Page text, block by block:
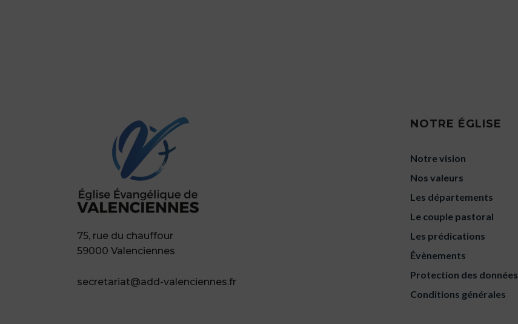
75, rue du chauffour
59000 Valenciennes
secretariat@add-valenciennes.fr
NOTRE ÉGLISE
Notre vision
Nos valeurs
Les départements
Le couple pastoral
Les prédications
Évènements
Protection des données
Conditions générales